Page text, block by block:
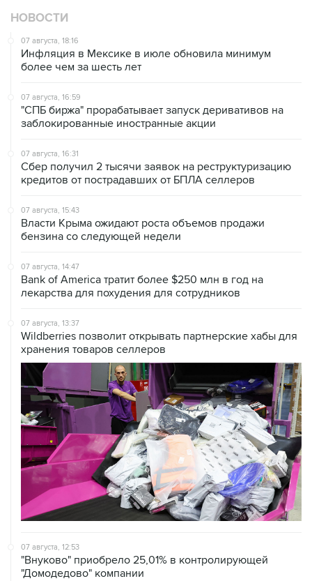
НОВОСТИ
07 августа, 18:16
Инфляция в Мексике в июле обновила минимум
более чем за шесть лет
07 августа, 16:59
"СПБ биржа" прорабатывает запуск деривативов на
заблокированные иностранные акции
07 августа, 16:31
Сбер получил 2 тысячи заявок на реструктуризацию
кредитов от пострадавших от БПЛА селлеров
07 августа, 15:43
Власти Крыма ожидают роста объемов продажи
бензина со следующей недели
07 августа, 14:47
Bank of America тратит более $250 млн в год на
лекарства для похудения для сотрудников
07 августа, 13:37
Wildberries позволит открывать партнерские хабы для
хранения товаров селлеров
07 августа, 12:53
"Внуково" приобрело 25,01% в контролирующей
"Домодедово" компании